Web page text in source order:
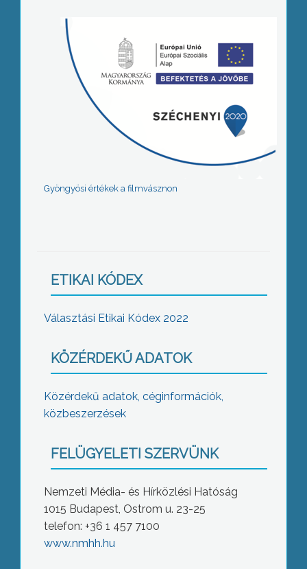
Gyöngyösi értékek a filmvásznon
ETIKAI KÓDEX
Választási Etikai Kódex 2022
KÖZÉRDEKŰ ADATOK
Közérdekű adatok, céginformációk,
közbeszerzések
FELÜGYELETI SZERVÜNK
Nemzeti Média- és Hírközlési Hatóság
1015 Budapest, Ostrom u. 23-25
telefon: +36 1 457 7100
www.nmhh.hu